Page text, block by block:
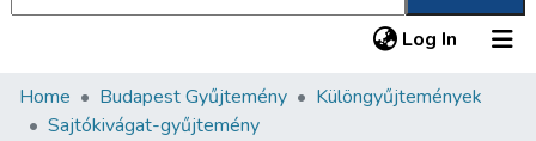
Log In (current)
Communities & Collections
Home Budapest Gyűjtemény
Különgyűjtemények
Sajtókivágat-gyűjtemény